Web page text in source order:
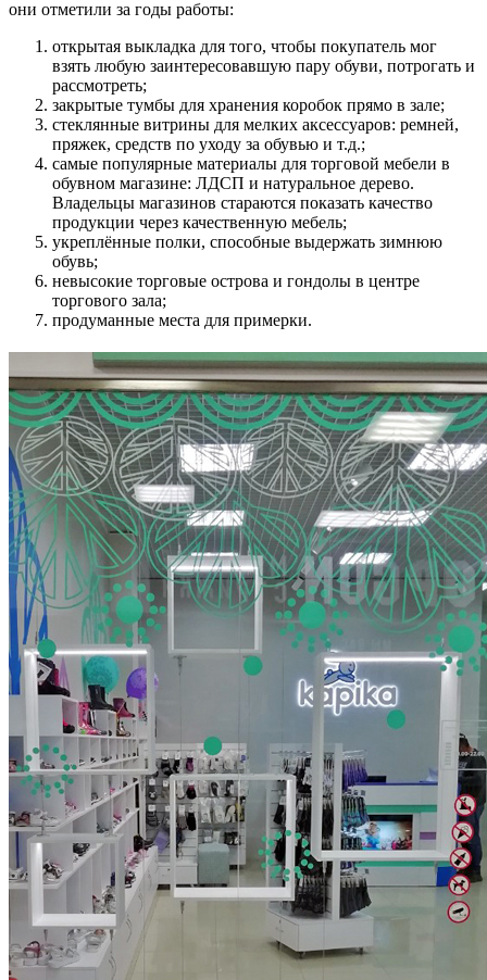
они отметили за годы работы:
открытая выкладка для того, чтобы покупатель мог
взять любую заинтересовавшую пару обуви, потрогать и
рассмотреть;
закрытые тумбы для хранения коробок прямо в зале;
стеклянные витрины для мелких аксессуаров: ремней,
пряжек, средств по уходу за обувью и т.д.;
самые популярные материалы для торговой мебели в
обувном магазине: ЛДСП и натуральное дерево.
Владельцы магазинов стараются показать качество
продукции через качественную мебель;
укреплённые полки, способные выдержать зимнюю
обувь;
невысокие торговые острова и гондолы в центре
торгового зала;
продуманные места для примерки.